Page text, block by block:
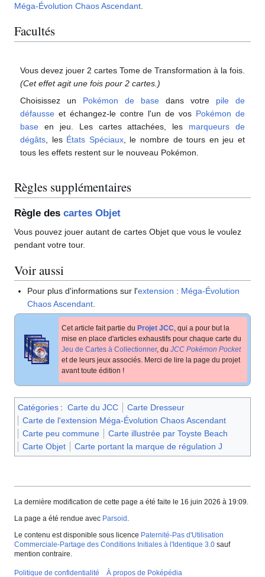
Méga-Évolution Chaos Ascendant
Facultés
Vous devez jouer 2 cartes Tome de Transformation à la fois.
(Cet effet agit une fois pour 2 cartes.)
Choisissez un Pokémon de base dans votre pile de
défausse et échangez-le contre l'un de vos Pokémon de
base en jeu. Les cartes attachées, les marqueurs de
dégâts, les États Spéciaux, le nombre de tours en jeu et
tous les effets restent sur le nouveau Pokémon.
Règles supplémentaires
Règle des cartes Objet
Vous pouvez jouer autant de cartes Objet que vous le voulez
pendant votre tour.
Voir aussi
Pour plus d'informations sur l'extension : Méga-Évolution
Chaos Ascendant
Cet article fait partie du Projet JCC, qui a pour but la
mise en place d'articles exhaustifs pour chaque carte du
Jeu de Cartes à Collectionner, du JCC Pokémon Pocket
et de leurs jeux associés. Merci de lire la page du projet
avant toute édition !
Catégories : Carte du JCC
Carte Dresseur
Carte de l'extension Méga-Évolution Chaos Ascendant
Carte peu commune
Carte illustrée par Toyste Beach
Carte Objet
Carte portant la marque de régulation J
La dernière modification de cette page a été faite le 16 juin 2026 à 19:09.
La page a été rendue avec Parsoid .
Le contenu est disponible sous licence Paternité-Pas d'Utilisation
Commerciale-Partage des Conditions Initiales à l'Identique 3.0 sauf
mention contraire.
Politique de confidentialité À propos de Poképédia